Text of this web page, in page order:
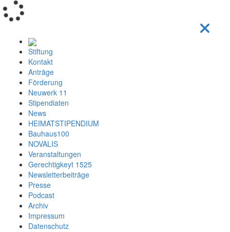
Stiftung
Kontakt
Anträge
Förderung
Neuwerk 11
Stipendiaten
News
HEIMATSTIPENDIUM
Bauhaus100
NOVALIS
Veranstaltungen
Gerechtigkeyt 1525
Newsletterbeiträge
Presse
Podcast
Archiv
Impressum
Datenschutz